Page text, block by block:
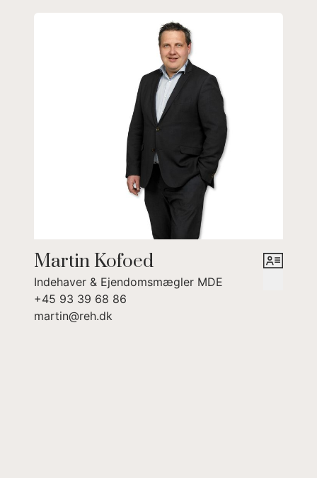
Martin Kofoed
Indehaver & Ejendomsmægler MDE
+45 93 39 68 86
martin@reh.dk